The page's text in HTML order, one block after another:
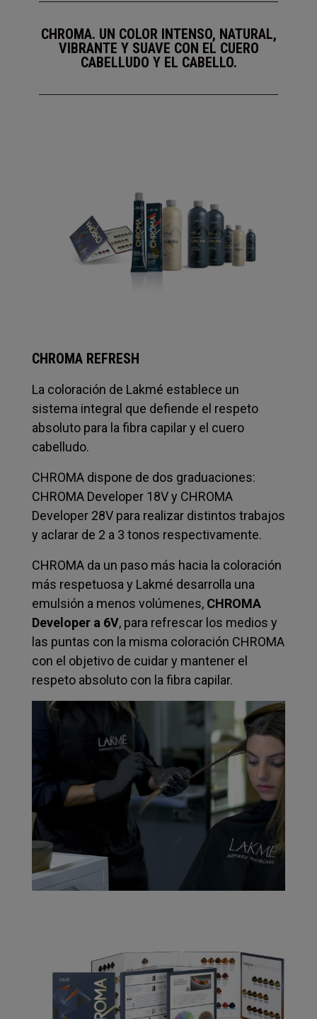
CHROMA. UN COLOR INTENSO, NATURAL,
VIBRANTE Y SUAVE CON EL CUERO
CABELLUDO Y EL CABELLO.
CHROMA REFRESH
La coloración de Lakmé establece un
sistema integral que defiende el respeto
absoluto para la fibra capilar y el cuero
cabelludo.
CHROMA dispone de dos graduaciones:
CHROMA Developer 18V y CHROMA
Developer 28V para realizar distintos trabajos
y aclarar de 2 a 3 tonos respectivamente.
CHROMA da un paso más hacia la coloración
más respetuosa y Lakmé desarrolla una
emulsión a menos volúmenes, CHROMA
Developer a 6V, para refrescar los medios y
las puntas con la misma coloración CHROMA
con el objetivo de cuidar y mantener el
respeto absoluto con la fibra capilar.